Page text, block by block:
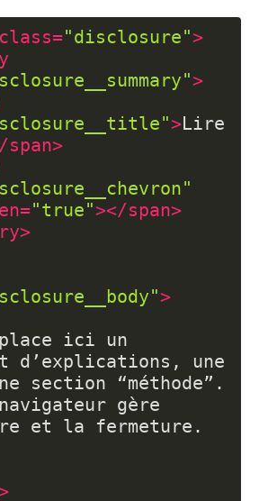
class="disclosure">
>
>Lire
span>
="true"></span>
>
>
d’explications, une
section “méthode”.
et la fermeture.